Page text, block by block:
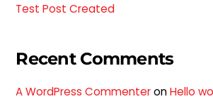
Test Post Created
Recent Comments
A WordPress CommenteronHello